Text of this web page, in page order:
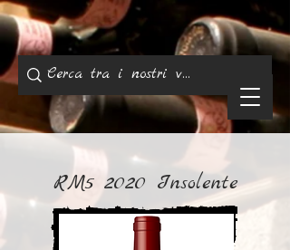
RM5 2020 Insolente